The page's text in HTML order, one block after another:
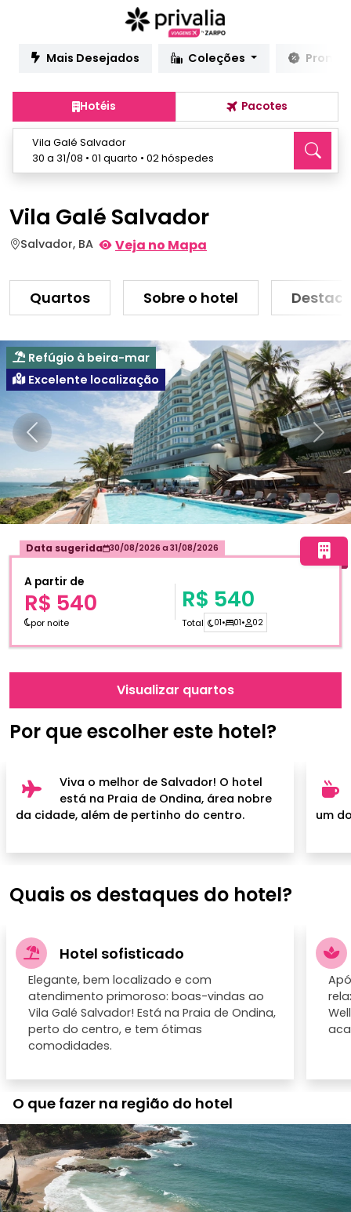
Mais Desejados Coleções
Hotéis Pacotes
Vila Galé Salvador
30 a 31/08 • 01 quarto • 02 hóspedes
Vila Galé Salvador
Salvador, BA Veja no Mapa
Quartos Sobre o hotel
Anterior
Refúgio à beira-mar
Excelente localização
Por que escolher este hotel?
Viva o melhor de Salvador! O hotel
está na Praia de Ondina, área nobre
da cidade, além de pertinho do centro.
um
Data sugerida 30/08/2026 a 31/08/2026
A partir de
R$ 540
por noite
R$ 540
Total 01• 01• 02
Visualizar quartos
Quais os destaques do hotel?
Hotel sofisticado
Elegante, bem localizado e com
atendimento primoroso: boas-vindas ao
Vila Galé Salvador! Está na Praia de Ondina,
perto do centro, e tem ótimas
comodidades.
O que fazer na região do hotel